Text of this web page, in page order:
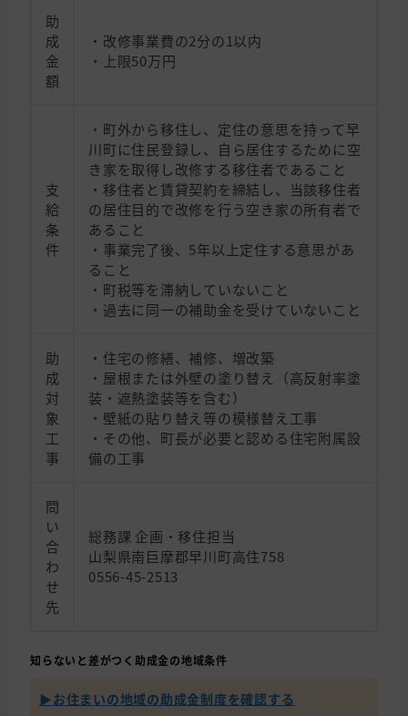
助
成
金
額
・改修事業費の2分の1以内
・上限50万円
支
給
条
件
・町外から移住し、定住の意思を持って早
川町に住民登録し、自ら居住するために空
き家を取得し改修する移住者であること
・移住者と賃貸契約を締結し、当該移住者
の居住目的で改修を行う空き家の所有者で
あること
・事業完了後、5年以上定住する意思があ
ること
・町税等を滞納していないこと
・過去に同一の補助金を受けていないこと
助
成
対
象
工
事
・住宅の修繕、補修、増改築
・屋根または外壁の塗り替え（高反射率塗
装・遮熱塗装等を含む）
・壁紙の貼り替え等の模様替え工事
・その他、町長が必要と認める住宅附属設
備の工事
問
い
合
わ
せ
先
総務課 企画・移住担当
山梨県南巨摩郡早川町高住758
0556-45-2513
知らないと差がつく助成金の地域条件
▶︎お住まいの地域の助成金制度を確認する